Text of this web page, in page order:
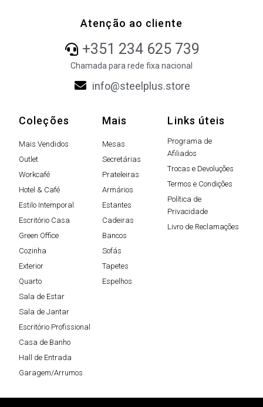
Atenção ao cliente
+351 234 625 739
Chamada para rede fixa nacional
info@steelplus.store
Coleções
Mais Vendidos
Outlet
Workcafé
Hotel & Café
Estilo Intemporal
Escritório Casa
Green Office
Cozinha
Exterior
Quarto
Sala de Estar
Sala de Jantar
Escritório Profissional
Casa de Banho
Hall de Entrada
Garagem/Arrumos
Mais
Mesas
Secretárias
Prateleiras
Armários
Estantes
Cadeiras
Bancos
Sofás
Tapetes
Espelhos
Links úteis
Programa de
Afiliados
Trocas e Devoluções
Termos e Condições
Política de
Privacidade
Livro de Reclamações